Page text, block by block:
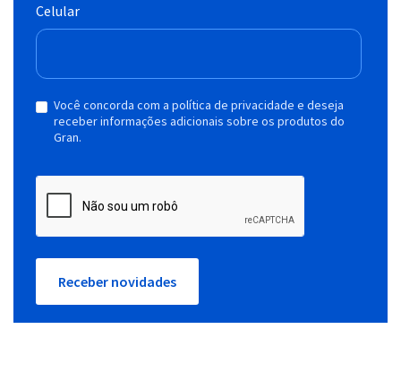
Celular
Você concorda com a política de privacidade e deseja
receber informações adicionais sobre os produtos do
Gran.
Receber novidades